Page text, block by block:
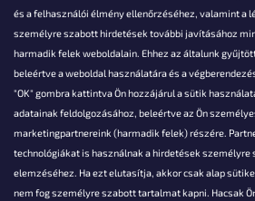
és a felhasználói élmény ellenőrzéséhez, valamint a
személyre szabott hirdetések további javításához
harmadik felek weboldalain. Ehhez az általunk
beleértve a weboldal használatára és a
"OK" gombra kattintva Ön hozzájárul a sütik
adatainak feldolgozásához, beleértve az Ön
marketingpartnereink (harmadik felek) részére.
technológiákat is használnak a hirdetések személyre
elemzéséhez. Ha ezt elutasítja, akkor csak alap
nem fog személyre szabott tartalmat kapni. Hacsak
Akarsz kérdezni valamit?
info@falanzo.hu